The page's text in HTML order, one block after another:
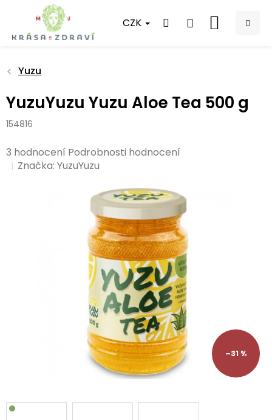
obsah
CZK
NÁKUPNÍ
Yuzu
YuzuYuzu Yuzu Aloe Tea 500 g
154816
Průměrné
hodnocení
3 hodnocení Podrobnosti hodnocení
Značka:YuzuYuzu
–31 %